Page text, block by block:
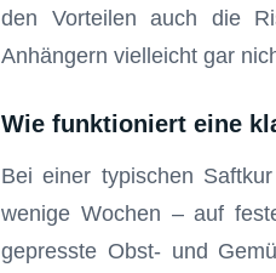
den Vorteilen auch die
Anhängern vielleicht gar
Wie funktioniert eine
Bei einer typischen
wenige Wochen – auf
gepresste Obst- und